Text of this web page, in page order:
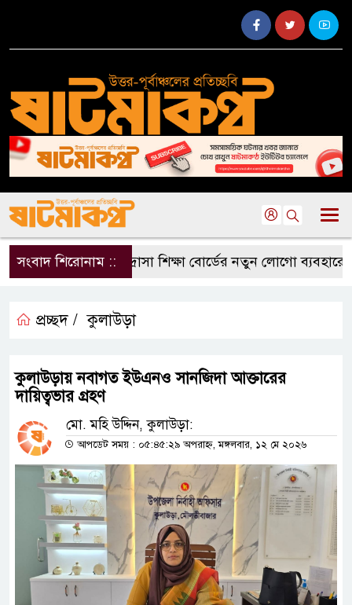
সংবাদ শিরোনাম ::মাদ্রাসা শিক্ষা বোর্ডের নতুন লোগো ব্যবহারের
প্রচ্ছদ / কুলাউড়া
কুলাউড়ায় নবাগত ইউএনও সানজিদা আক্তারের
দায়িত্বভার গ্রহণ
মো. মহি উদ্দিন, কুলাউড়া:
আপডেট সময় : ০৫:৪৫:২৯ অপরাহ্ন, মঙ্গলবার, ১২ মে ২০২৬